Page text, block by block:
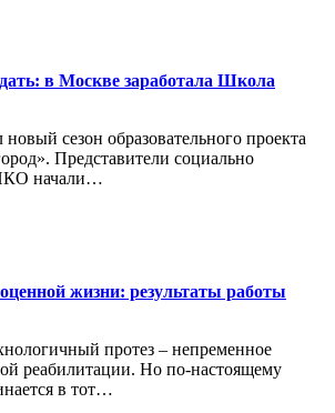
в Москве заработала Школа
новый сезон образовательного проекта
Представители социально
начали…
жизни: результаты работы
протез – непременное
реабилитации. Но по-настоящему
в тот…